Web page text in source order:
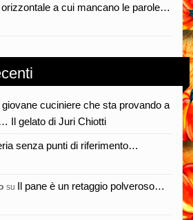
a cui mancano le parole…
giovane cuciniere che sta provando a
Il gelato di Juri Chiotti
senza punti di riferimento…
su
Il pane è un retaggio polveroso…